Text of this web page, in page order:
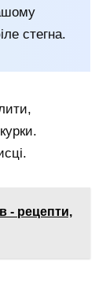
стегна.
- рецепти,